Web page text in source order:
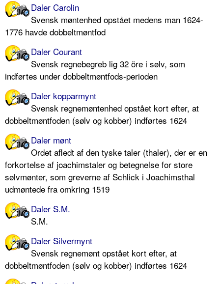
Daler Carolin
Svensk møntenhed opstået medens man 1624-
1776 havde dobbeltmøntfod
Daler Courant
Svensk regnebegreb lig 32 öre i sølv, som
indførtes under dobbeltmøntfods-perioden
Daler kopparmynt
Svensk regnemøntenhed opstået kort efter, at
dobbeltmøntfoden (sølv og kobber) indførtes 1624
Daler mønt
Ordet afledt af den tyske taler (thaler), der er en
forkortelse af joachimstaler og betegnelse for store
sølvmønter, som greverne af Schlick i Joachimsthal
udmøntede fra omkring 1519
Daler S.M.
S.M.
Daler Silvermynt
Svensk regnemønt opstået kort efter, at
dobbeltmøntfoden (sølv og kobber) indførtes 1624